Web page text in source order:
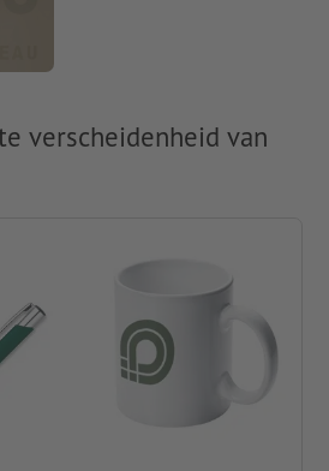
verscheidenheid van